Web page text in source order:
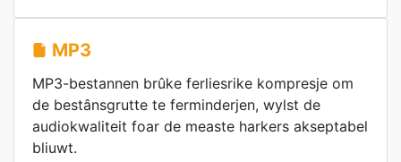
MP3
MP3-bestannen brûke ferliesrike kompresje om
de bestânsgrutte te ferminderjen, wylst de
audiokwaliteit foar de measte harkers akseptabel
bliuwt.